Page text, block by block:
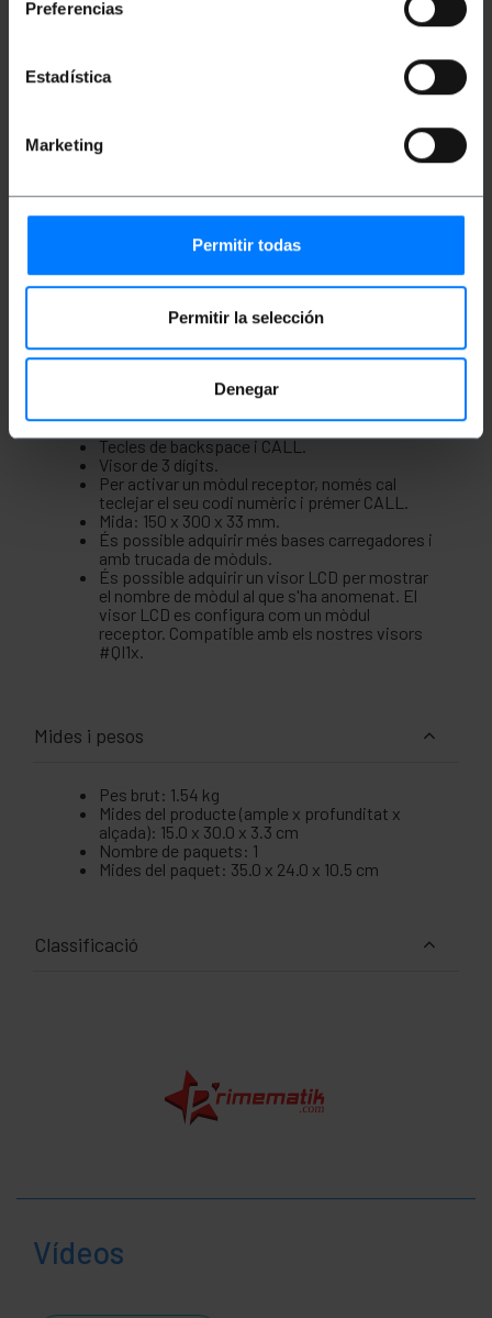
Preferencias
Estadística
Marketing
Permitir todas
Permitir la selección
Denegar
Els mòduls emeten un senyal lluminós i vibren,
La base disposa de teclat de 10 dígits (0 a 9),
tecla de CALL i Backspace.
Aplicacions diverses en hospitals,
aquest kitinclou
Base carregadora de 10 dígits, visor de 3 dígits
Font d'alimentació per a la base carregadora
Antena per a la base carregadora.
Base carregadora de 10 + 2 dígits i 20 sòcols
latrucada i programació dels mòduls remots.
Tecles de backspace i CALL.
Visor de 3 dígits.
Per activar un mòdul receptor, només cal
teclejar el seu codi numèric i prémer CALL.
Mida: 150 x 300 x 33 mm.
És possible adquirir més bases carregadores i
amb trucada de mòduls.
És possible adquirir un visor LCD per mostrar
el nombre de mòdul al que s'ha anomenat. El
visor LCD es configura com un mòdul
receptor. Compatible amb els nostres visors
#QI1x.
Mides i pesos
Pes brut: 1.54 kg
Mides del producte (ample x profunditat x
alçada): 15.0 x 30.0 x 3.3 cm
Nombre de paquets: 1
Mides del paquet: 35.0 x 24.0 x 10.5 cm
Classificació
Vídeos